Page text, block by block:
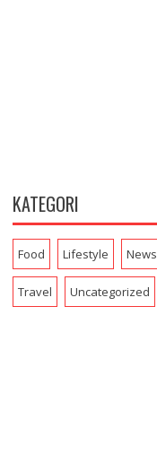
KATEGORI
Food Lifestyle News
Travel Uncategorized